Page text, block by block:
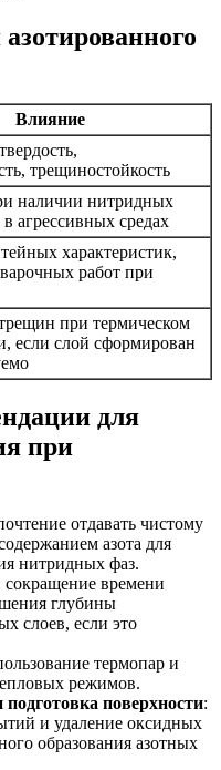
Влияние
трещиностойкость
наличии нитридных
агрессивных средах
характеристик,
работ при
при термическом
если слой сформирован
для
при
отдавать чистому
азота для
нитридных фаз.
сокращение времени
глубины
слоев, если это
термопар и
режимов.
поверхности:
и удаление оксидных
образования азотных